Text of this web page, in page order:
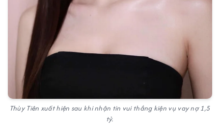
Thùy Tiên xuất hiện sau khi nhận tin vui thắng kiện vụ vay nợ 1,5
tỷ.